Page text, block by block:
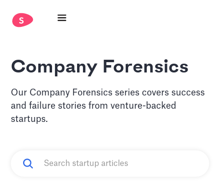
Company Forensics
Our Company Forensics series covers success
and failure stories from venture-backed
startups.